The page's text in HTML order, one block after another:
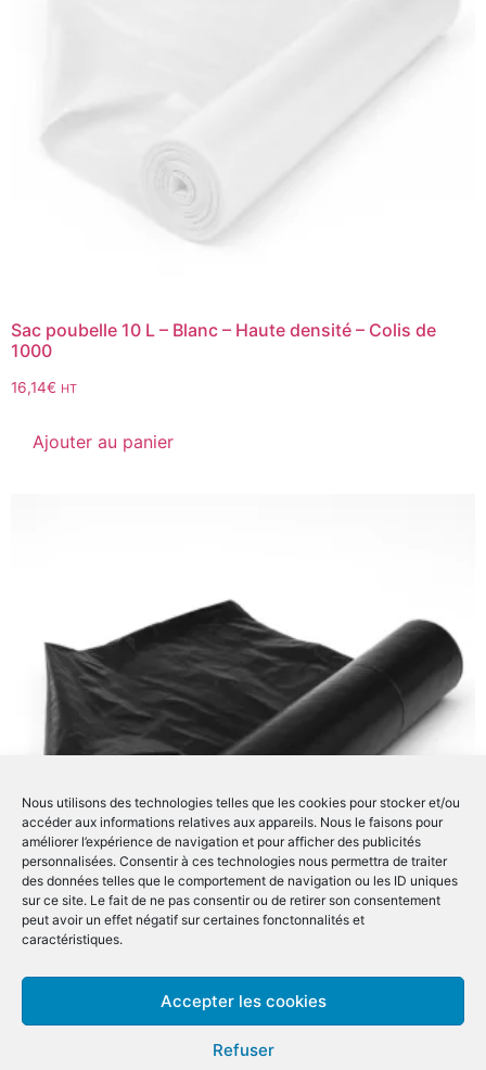
Nous utilisons des technologies telles que les cookies pour stocker et/ou
accéder aux informations relatives aux appareils. Nous le faisons pour
améliorer l’expérience de navigation et pour afficher des publicités
personnalisées. Consentir à ces technologies nous permettra de traiter
des données telles que le comportement de navigation ou les ID uniques
sur ce site. Le fait de ne pas consentir ou de retirer son consentement
peut avoir un effet négatif sur certaines fonctonnalités et
caractéristiques.
Accepter les cookies
Refuser
Sac poubelle 10 L – Blanc – Haute densité – Colis de
1000
16,14€ HT
Ajouter au panier
Sac poubelle 100L – Noir – Basse densité – Colis de 200